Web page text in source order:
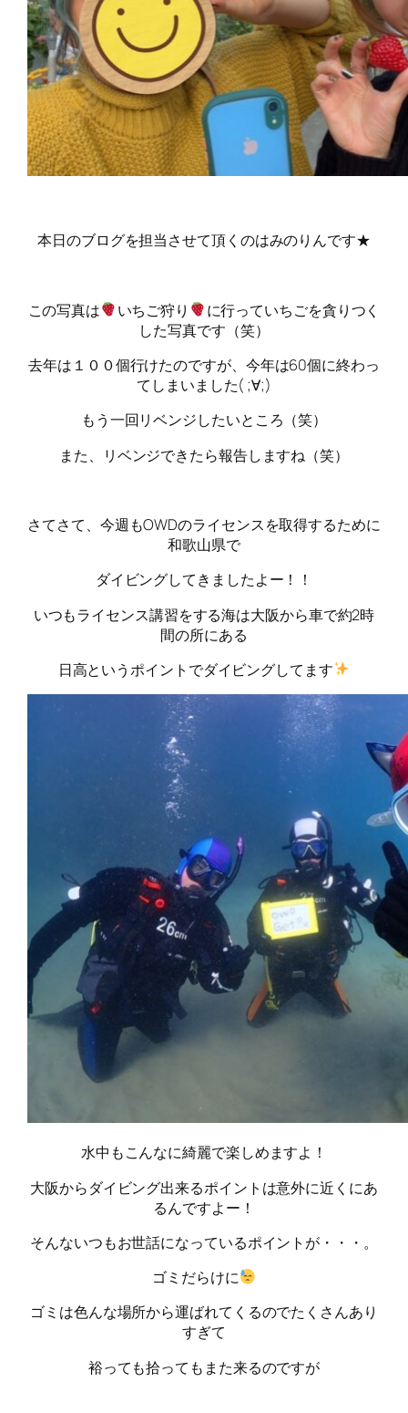
本日のブログを担当させて頂くのはみのりんです★
この写真は いちご狩り
に行っていちごを貪りつく
した写真です（笑）
去年は１００個行けたのですが、今年は60個に終わっ
てしまいました( ;∀;)
もう一回リベンジしたいところ（笑）
また、リベンジできたら報告しますね（笑）
さてさて、今週もOWDのライセンスを取得するために
和歌山県で
ダイビングしてきましたよー！！
いつもライセンス講習をする海は大阪から車で約2時
間の所にある
日高というポイントでダイビングしてます
水中もこんなに綺麗で楽しめますよ！
大阪からダイビング出来るポイントは意外に近くにあ
るんですよー！
そんないつもお世話になっているポイントが・・・。
ゴミだらけに
ゴミは色んな場所から運ばれてくるのでたくさんあり
すぎて
裕っても拾ってもまた来るのですが